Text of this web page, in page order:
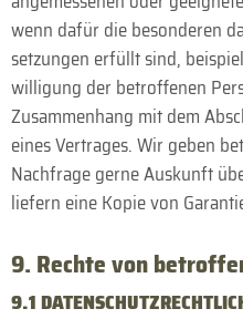
wenn dafür die besonderen
setzungen erfüllt sind,
willigung der betroffenen
Zusammen­hang mit dem
eines Vertrages. Wir geben
Nachfrage gerne Auskunft
liefern eine Kopie von
9. Rechte von
9.1